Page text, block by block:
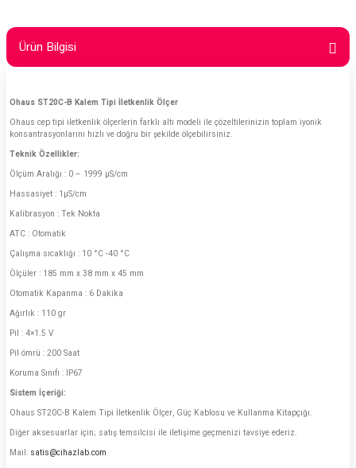
Ürün Bilgisi
Ohaus ST20C-B Kalem Tipi İletkenlik Ölçer
Ohaus cep tipi iletkenlik ölçerlerin farklı altı modeli ile çözeltilerinizin toplam iyonik
konsantrasyonlarını hızlı ve doğru bir şekilde ölçebilirsiniz.
Teknik Özellikler:
Ölçüm Aralığı : 0 – 1999 µS/cm
Hassasiyet : 1µS/cm
Kalibrasyon : Tek Nokta
ATC : Otomatik
Çalışma sıcaklığı : 10 °C -40 °C
Ölçüler : 185 mm x 38 mm x 45 mm
Otomatik Kapanma : 6 Dakika
Ağırlık : 110 gr
Pil : 4×1.5 V
Pil ömrü : 200 Saat
Koruma Sınıfı : IP67
Sistem İçeriği:
Ohaus ST20C-B Kalem Tipi İletkenlik Ölçer, Güç Kablosu ve Kullanma Kitapçığı.
Diğer aksesuarlar için; satış temsilcisi ile iletişime geçmenizi tavsiye ederiz.
Mail: satis@cihazlab.com